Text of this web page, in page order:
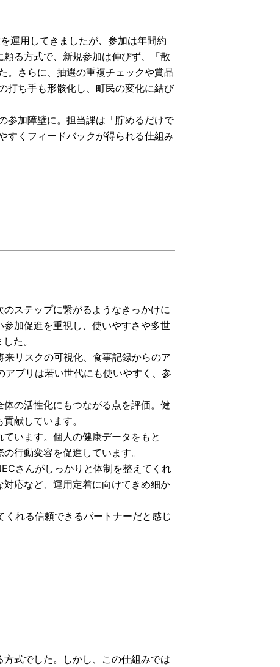
運用してきましたが、参加は年間約
る方式で、新規参加は伸びず、「散
。さらに、抽選の重複チェックや賞品
打ち手も形骸化し、町民の変化に結び
参加障壁に。担当課は「貯めるだけで
すくフィードバックが得られる仕組み
ステップに繋がるようなきっかけに
加促進を重視し、使いやすさや多世
た。
リスクの可視化、食事記録からのア
プリは若い世代にも使いやすく、参
の活性化にもつながる点を評価。健
献しています。
います。個人の健康データをもと
行動変容を促進しています。
さんがしっかりと体制を整えてくれ
応など、運用定着に向けてきめ細か
くれる信頼できるパートナーだと感じ
式でした。しかし、この仕組みでは